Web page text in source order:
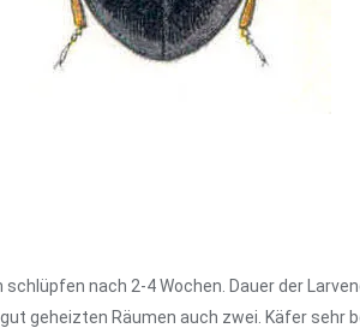
nach 2-4 Wochen. Dauer der
geheizten Räumen auch zwei. Käfer